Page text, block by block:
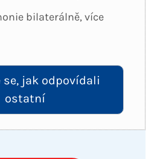
bilaterálně, více
se, jak odpovídali
ostatní